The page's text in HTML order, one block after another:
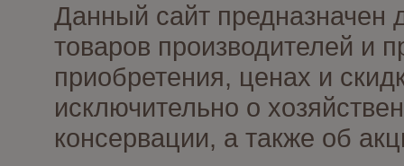
Данный сайт предназначен
товаров производителей и
приобретения, ценах и
исключительно о
консервации, а также об